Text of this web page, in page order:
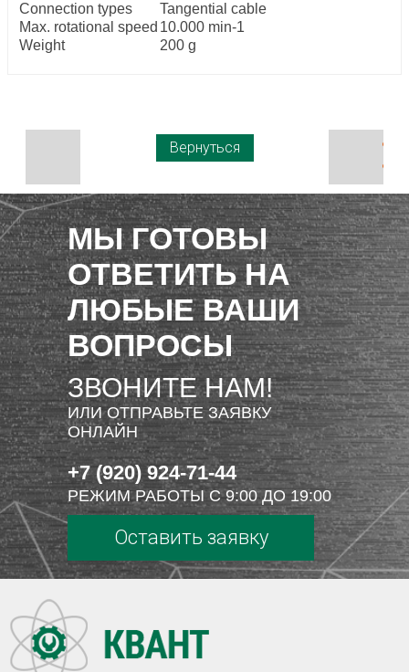
Connection types
Tangential cable
Max. rotational speed 10.000 min-1
Weight
200 g
Вернуться
МЫ ГОТОВЫ
ОТВЕТИТЬ НА
ЛЮБЫЕ ВАШИ
ВОПРОСЫ
ЗВОНИТЕ НАМ!
ИЛИ ОТПРАВЬТЕ ЗАЯВКУ
ОНЛАЙН
+7 (920) 924-71-44
РЕЖИМ РАБОТЫ С 9:00 ДО 19:00
Оставить заявку